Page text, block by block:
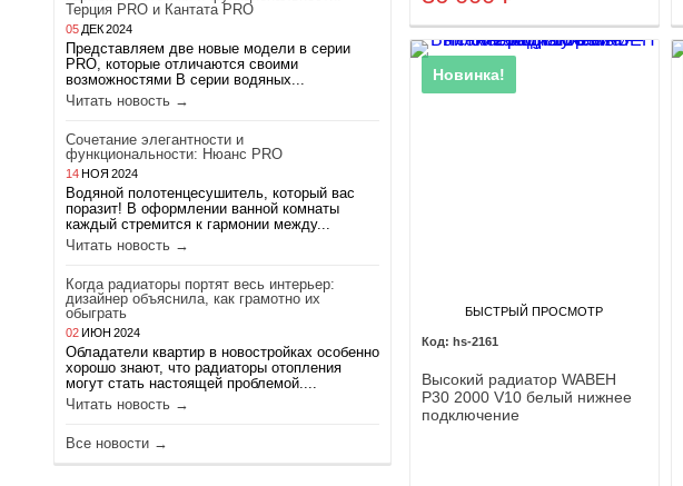
Терция PRO и Кантата PRO
05 ДЕК2024
Представляем две новые модели в серии
PRO, которые отличаются своими
возможностями В серии водяных...
Читать новость →
Сочетание элегантности и
функциональности: Нюанс PRO
14 НОЯ 2024
Водяной полотенцесушитель, который вас
поразит! В оформлении ванной комнаты
каждый стремится к гармонии между...
Читать новость →
Когда радиаторы портят весь интерьер:
дизайнер объяснила, как грамотно их
обыграть
02 ИЮН 2024
Обладатели квартир в новостройках особенно
хорошо знают, что радиаторы отопления
могут стать настоящей проблемой....
Читать новость →
Все новости →
Новинка!
БЫСТРЫЙ ПРОСМОТР
hs-2161
Высокий радиатор WABEH
P30 2000 V10 белый нижнее
подключение